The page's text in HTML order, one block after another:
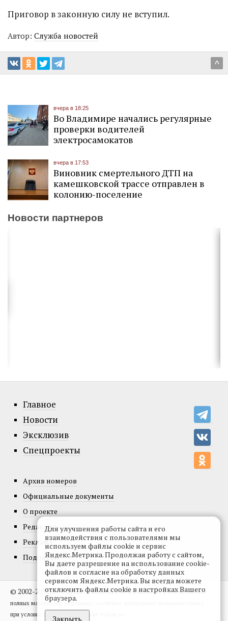
Приговор в законную силу не вступил.
Автор: Служба новостей
^
вчера в 18:25
Во Владимире начались регулярные
проверки водителей
электросамокатов
вчера в 17:53
Виновник смертельного ДТП на
камешковской трассе отправлен в
колонию-поселение
Новости партнеров
Главное
Новости
Эксклюзив
Спецпроекты
Архив номеров
Официальные документы
О проекте
Редакция
Реклама
Подписка
© 2002-2026, Все права защищены.Копирование и использование
полных материалов запрещено, частичное цитирование возможно только
при условии гиперссылки на сайт vedom.ru.
Для улучшения работы сайта и его
взаимодействия с пользователями мы
используем файлы cookie и сервис
Яндекс.Метрика. Продолжая работу с сайтом,
Вы даете разрешение на использование cookie-
файлов и согласие на обработку данных
сервисом Яндекс.Метрика. Вы всегда можете
отключить файлы cookie в настройках Вашего
браузера.
Закрыть